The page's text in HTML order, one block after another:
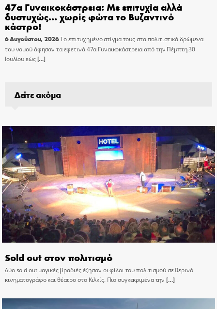
47α Γυναικοκάστρεια: Με επιτυχία αλλά
δυστυχώς… χωρίς φώτα το Βυζαντινό
κάστρο!
6 Αυγούστου, 2026Το επιτυχημένο στίγμα τους στα πολιτιστικά δρώμενα
του νομού άφησαν τα εφετινά 47α Γυναικοκάστρεια από την Πέμπτη 30
Ιουλίου εώς[…]
Δείτε ακόμα
Sold out στον πολιτισμό
Δύο sold out μαγικές βραδιές έζησαν οι φίλοι του πολιτισμού σε θερινό
κινηματογράφο και θέατρο στο Κιλκίς. Πιο συγκεκριμένα την […]